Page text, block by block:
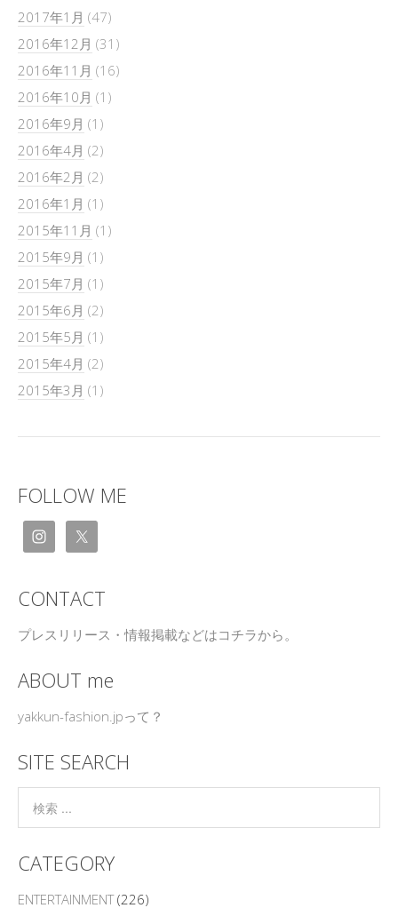
2017年1月 (47)
2016年12月 (31)
2016年11月 (16)
2016年10月 (1)
2016年9月 (1)
2016年4月 (2)
2016年2月 (2)
2016年1月 (1)
2015年11月 (1)
2015年9月 (1)
2015年7月 (1)
2015年6月 (2)
2015年5月 (1)
2015年4月 (2)
2015年3月 (1)
FOLLOW ME
CONTACT
プレスリリース・情報掲載などはコチラから。
ABOUT me
yakkun-fashion.jpって？
SITE SEARCH
CATEGORY
ENTERTAINMENT(226)